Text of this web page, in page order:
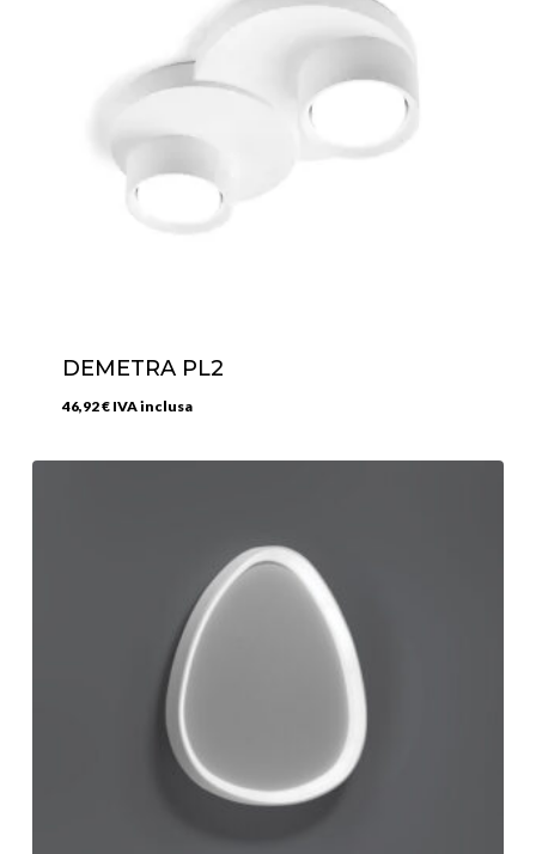
DEMETRA PL2
46,92€ IVA inclusa